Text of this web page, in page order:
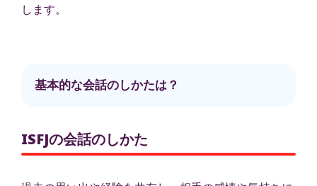
します。
基本的な会話のしかたは？
ISFJの会話のしかた